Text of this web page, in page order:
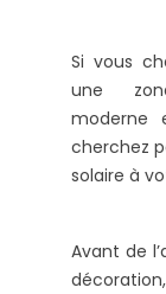
Si vous
une
moderne
cherchez
solaire à
Avant de